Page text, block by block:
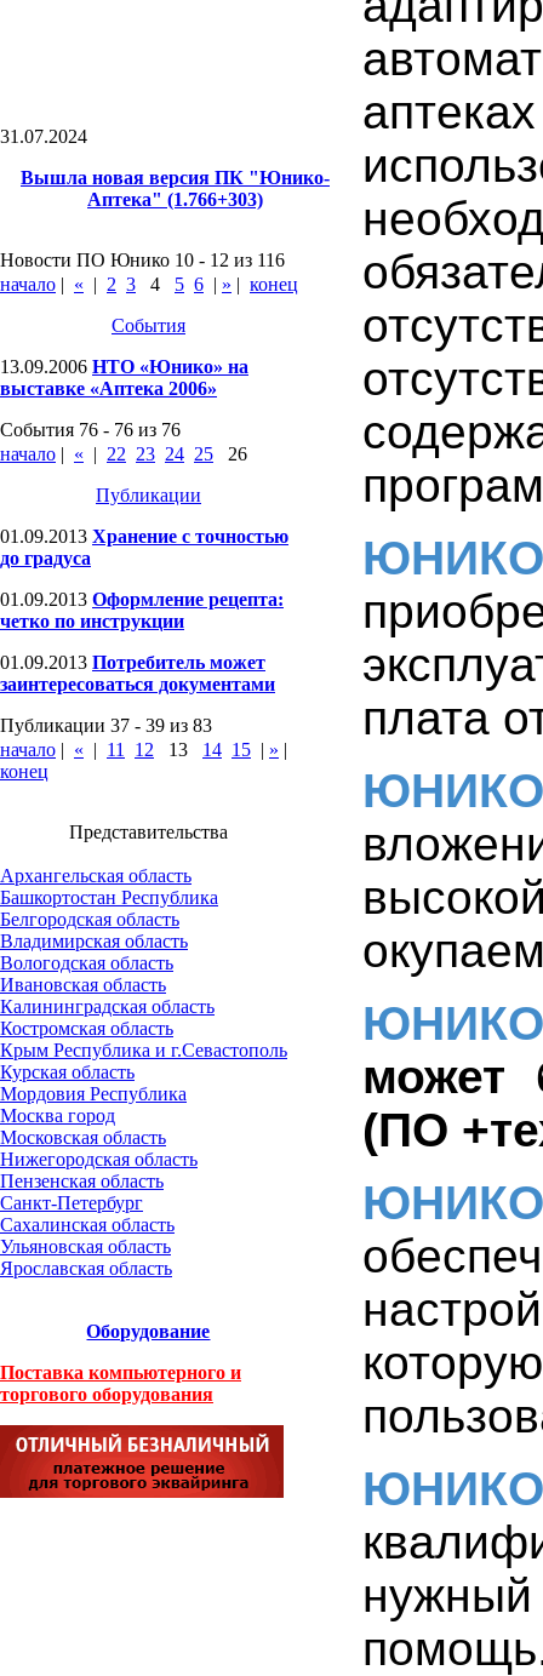
31.07.2024
Вышла новая версия ПК "Юнико-
Аптека" (1.766+303)
Новости ПО Юнико 10 - 12 из 116
начало | « | 2 3 4 5 6 | » | конец
События
13.09.2006 НТО «Юнико» на
выставке «Аптека 2006»
События 76 - 76 из 76
начало | « | 22 23 24 25
26
Публикации
01.09.2013 Хранение с точностью
до градуса
01.09.2013 Оформление рецепта:
четко по инструкции
01.09.2013 Потребитель может
заинтересоваться документами
Публикации 37 - 39 из 83
начало | « | 11 12 13 14 15 | » |
конец
Представительства
Архангельская область
Башкортостан Республика
Белгородская область
Владимирская область
Вологодская область
Ивановская область
Калининградская область
Костромская область
Крым Республика и г.Севастополь
Курская область
Мордовия Республика
Москва город
Московская область
Нижегородская область
Пензенская область
Санкт-Петербург
Сахалинская область
Ульяновская область
Ярославская область
Оборудование
Поставка компьютерного и
торгового оборудования
ЮНИКО
плата
ЮНИКО
ЮНИКО
может
(ПО
ЮНИКО
ЮНИКО
нужный